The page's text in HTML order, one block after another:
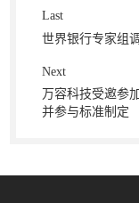
Last
世界银行专家组
Next
万容科技受邀参
并参与标准制定